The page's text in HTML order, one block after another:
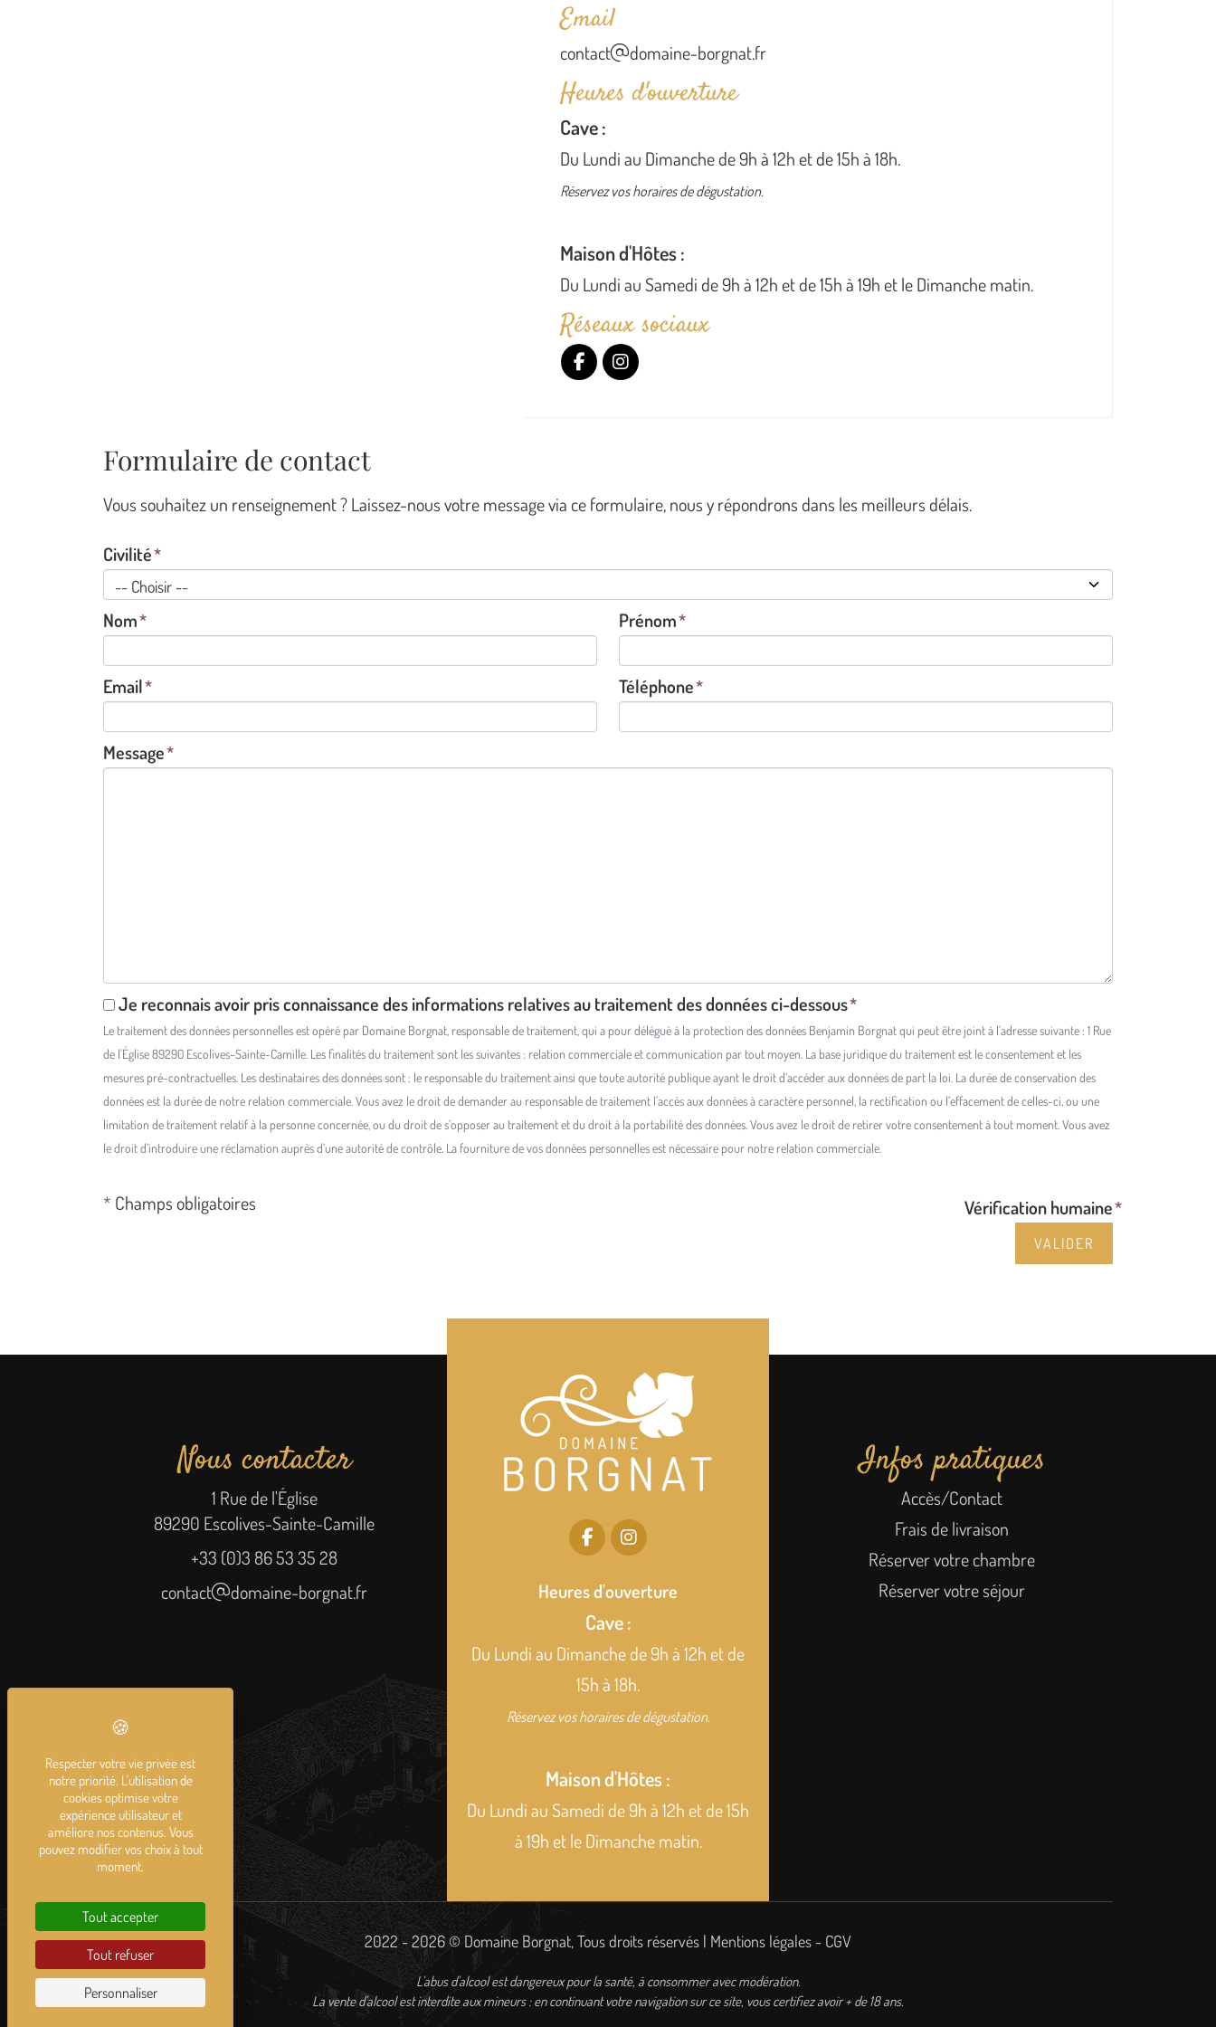
Email
contact domaine-borgnat.fr
Heures d'ouverture
Cave :
Du Lundi au Dimanche de 9h à 12h et de 15h à 18h.
Réservez vos horaires de dégustation.
Maison d'Hôtes :
Du Lundi au Samedi de 9h à 12h et de 15h à 19h et le Dimanche matin.
Réseaux sociaux
Formulaire de contact
Vous souhaitez un renseignement ? Laissez-nous votre message via ce formulaire, nous y répondrons dans les meilleurs délais.
Civilité
Nom Prénom
Email Téléphone
Message
Je reconnais avoir pris connaissance des informations relatives au traitement des données ci-dessous
Le traitement des données personnelles est opéré par Domaine Borgnat, responsable de traitement, qui a pour délégué à la protection des données Benjamin Borgnat qui peut être joint à l'adresse suivante : 1 Rue
de l'Église 89290 Escolives-Sainte-Camille. Les finalités du traitement sont les suivantes : relation commerciale et communication par tout moyen. La base juridique du traitement est le consentement et les
mesures pré-contractuelles. Les destinataires des données sont : le responsable du traitement ainsi que toute autorité publique ayant le droit d’accéder aux données de part la loi. La durée de conservation des
données est la durée de notre relation commerciale. Vous avez le droit de demander au responsable de traitement l’accès aux données à caractère personnel, la rectification ou l’effacement de celles-ci, ou une
limitation de traitement relatif à la personne concernée, ou du droit de s’opposer au traitement et du droit à la portabilité des données. Vous avez le droit de retirer votre consentement à tout moment. Vous avez
le droit d’introduire une réclamation auprès d’une autorité de contrôle. La fourniture de vos données personnelles est nécessaire pour notre relation commerciale.
* Champs obligatoires Vérification humaine
VALIDER
Nous contacter
1 Rue de l'Église
89290 Escolives-Sainte-Camille
+33 (0)3 86 53 35 28
contact
domaine-borgnat.fr Heures d'ouverture
Cave :
Du Lundi au Dimanche de 9h à 12h et de
15h à 18h.
Réservez vos horaires de dégustation.
Maison d'Hôtes :
Du Lundi au Samedi de 9h à 12h et de 15h
à 19h et le Dimanche matin.
Infos pratiques
Accès/Contact
Frais de livraison
Réserver votre chambre
Réserver votre séjour
2022 - 2026 © Domaine Borgnat, Tous droits réservés | Mentions légales - CGV
L'abus d'alcool est dangereux pour la santé, à consommer avec modération.
La vente d'alcool est interdite aux mineurs : en continuant votre navigation sur ce site, vous certifiez avoir + de 18 ans.
Respecter votre vie privée est
notre priorité. L'utilisation de
cookies optimise votre
expérience utilisateur et
améliore nos contenus. Vous
pouvez modifier vos choix à tout
moment.
Tout accepter
Tout refuser
Personnaliser